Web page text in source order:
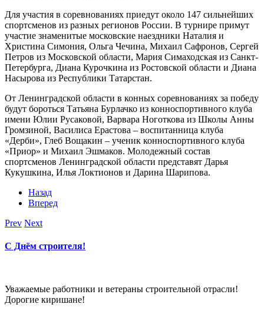
Для участия в соревнованиях приедут около 147 сильнейших
спортсменов из разных регионов России. В турнире примут
участие знаменитые московские наездники Наталия и
Христина Симония, Ольга Чечина, Михаил Сафронов, Сергей
Петров из Московской области, Мария Симаходская из Санкт-
Петербурга, Диана Курочкина из Ростовской области и Диана
Насырова из Республики Татарстан.
От Ленинградской области в конных соревнованиях за победу
будут бороться Татьяна Бурлачко из конноспортивного клуба
имени Юлии Русаковой, Варвара Ноготкова из Школы Анны
Громзиной, Василиса Ерастова – воспитанница клуба
«Дерби», Глеб Вощакин – ученик конноспортивного клуба
«Приор» и Михаил Эшмаков. Молодежный состав
спортсменов Ленинградской области представят Дарья
Кукушкина, Илья Локтионов и Дарина Шарипова.
Назад
Вперед
Prev Next
С Днём строителя!
Уважаемые работники и ветераны строительной отрасли!
Дорогие киришане!